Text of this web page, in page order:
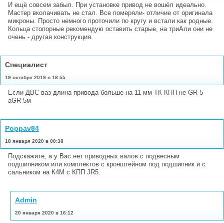
И ещё совсем забыл. При установке привод не вошёл идеально.
Мастер вколачивать не стал. Все померяли- отличие от оригинала
микроны. Просто немного проточили по кругу и встали как родные.
Кольца стопорные рекомендую оставить старые, на триАли они не
очень - другая конструкция.
Специалист
19 октября 2019 в 18:55
Если ДВС ваз длина привода больше на 11 мм ТК КПП не GR-5
аGR-5м
Poppav84
18 января 2020 в 00:38
Подскажите, а у Вас нет приводных валов с подвесным
подшипником или комплектов с кронштейном под подшипник и с
сальником на К4М с КПП JR5.
Admin
20 января 2020 в 16:12